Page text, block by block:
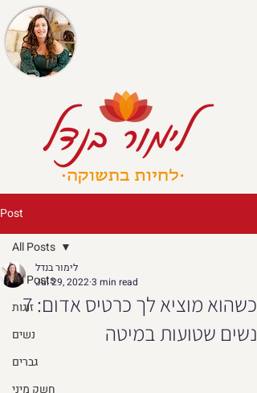
Post
All Posts
זוגות
נשים
גברים
חשק מיני
All Posts
כשהוא מוציא לך כרטיס אדום: 7
נשים שטועות במיטה
לימור בנדל
Jul 29, 20223 min read